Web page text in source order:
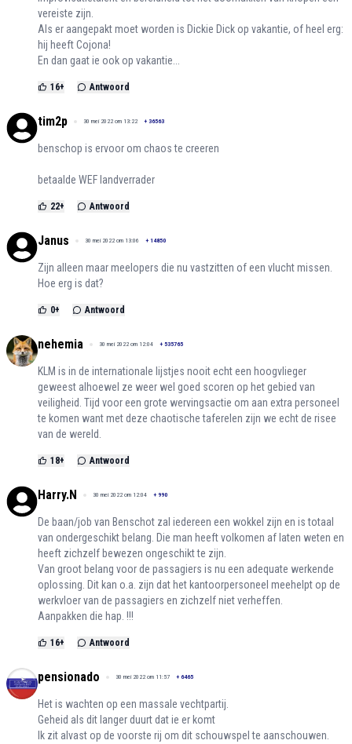
vereiste zijn.
Als er aangepakt moet worden is Dickie Dick op vakantie, of heel erg:
hij heeft Cojona!
En dan gaat ie ook op vakantie...
16+ Antwoord
tim2p 30 mei 2022 om 13:22 + 36563
benschop is ervoor om chaos te creeren
betaalde WEF landverrader
22+ Antwoord
Janus 30 mei 2022 om 13:06 + 14850
Zijn alleen maar meelopers die nu vastzitten of een vlucht missen.
Hoe erg is dat?
0+ Antwoord
nehemia 30 mei 2022 om 12:04 + 535765
KLM is in de internationale lijstjes nooit echt een hoogvlieger
geweest alhoewel ze weer wel goed scoren op het gebied van
veiligheid. Tijd voor een grote wervingsactie om aan extra personeel
te komen want met deze chaotische taferelen zijn we echt de risee
van de wereld.
18+ Antwoord
Harry.N 30 mei 2022 om 12:04 + 990
De baan/job van Benschot zal iedereen een wokkel zijn en is totaal
van ondergeschikt belang. Die man heeft volkomen af laten weten en
heeft zichzelf bewezen ongeschikt te zijn.
Van groot belang voor de passagiers is nu een adequate werkende
oplossing. Dit kan o.a. zijn dat het kantoorpersoneel meehelpt op de
werkvloer van de passagiers en zichzelf niet verheffen.
Aanpakken die hap. !!!
16+ Antwoord
pensionado 30 mei 2022 om 11:57 + 6465
Het is wachten op een massale vechtpartij.
Geheid als dit langer duurt dat ie er komt
Ik zit alvast op de voorste rij om dit schouwspel te aanschouwen.